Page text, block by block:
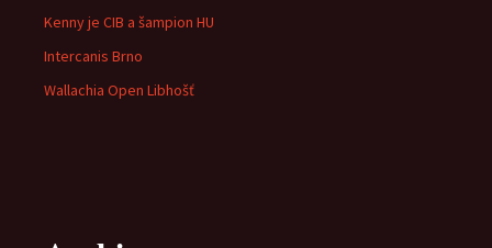
Kenny je CIB a šampion HU
Intercanis Brno
Wallachia Open Libhošť